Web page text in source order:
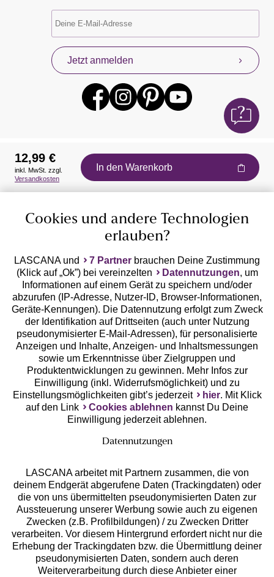
Jetzt anmelden
Auszeichnungen
Geprüfte Sicherheit
Unsere Apps
Services
Beratung
Über uns
12,99 €
inkl. MwSt. zzgl.
Versandkosten
In den Warenkorb
Cookies und andere Technologien
erlauben?
LASCANA und 7 Partner brauchen Deine Zustimmung
(Klick auf „Ok”) bei vereinzelten
Datennutzungen, um
Informationen auf einem Gerät zu speichern und/oder
abzurufen (IP-Adresse, Nutzer-ID, Browser-Informationen,
Geräte-Kennungen). Die Datennutzung erfolgt zum Zweck
der Identifikation auf Drittseiten (auch unter Nutzung
pseudonymisierter E-Mail-Adressen), für personalisierte
Anzeigen und Inhalte, Anzeigen- und Inhaltsmessungen
sowie um Erkenntnisse über Zielgruppen und
Produktentwicklungen zu gewinnen. Mehr Infos zur
Einwilligung (inkl. Widerrufsmöglichkeit) und zu
Einstellungsmöglichkeiten gibt’s jederzeit
hier. Mit Klick
auf den Link
Cookies ablehnen kannst Du Deine
Einwilligung jederzeit ablehnen.
Datennutzungen
LASCANA arbeitet mit Partnern zusammen, die von
deinem Endgerät abgerufene Daten (Trackingdaten) oder
die von uns übermittelten pseudonymisierten Daten zur
Aussteuerung unserer Werbung sowie auch zu eigenen
Zwecken (z.B. Profilbildungen) / zu Zwecken Dritter
verarbeiten. Vor diesem Hintergrund erfordert nicht nur die
Erhebung der Trackingdaten bzw. die Übermittlung deiner
pseudonymisierten Daten, sondern auch deren
Weiterverarbeitung durch diese Anbieter einer